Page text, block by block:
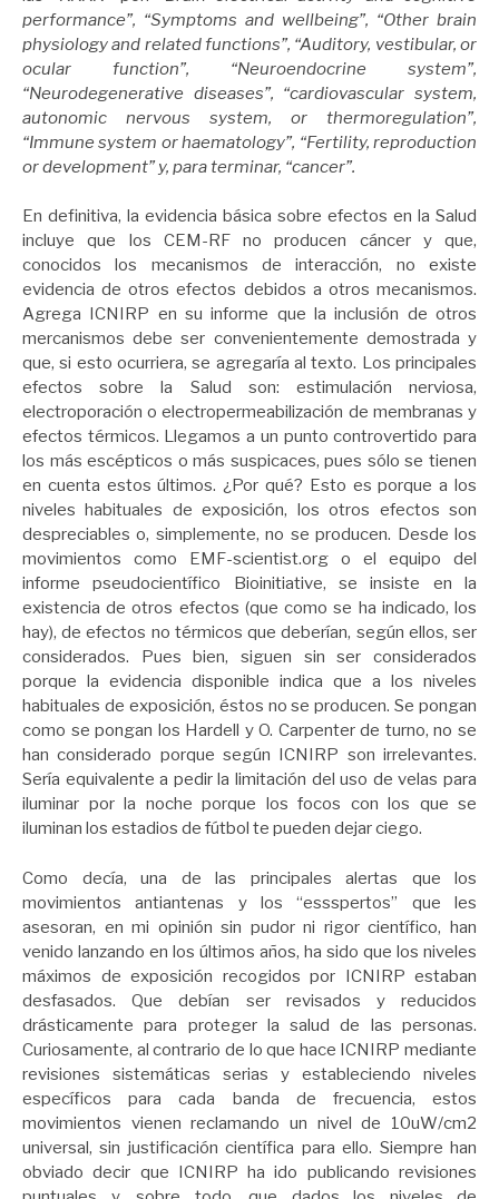
performance”, “Symptoms and wellbeing”, “Other brain
physiology and related functions”, “Auditory, vestibular, or
ocular function”, “Neuroendocrine system”,
“Neurodegenerative diseases”, “cardiovascular system,
autonomic nervous system, or thermoregulation”,
“Immune system or haematology”, “Fertility, reproduction
or development” y, para terminar, “cancer”.
En definitiva, la evidencia básica sobre efectos en la Salud
incluye que los CEM-RF no producen cáncer y que,
conocidos los mecanismos de interacción, no existe
evidencia de otros efectos debidos a otros mecanismos.
Agrega ICNIRP en su informe que la inclusión de otros
mercanismos debe ser convenientemente demostrada y
que, si esto ocurriera, se agregaría al texto. Los principales
efectos sobre la Salud son: estimulación nerviosa,
electroporación o electropermeabilización de membranas y
efectos térmicos. Llegamos a un punto controvertido para
los más escépticos o más suspicaces, pues sólo se tienen
en cuenta estos últimos. ¿Por qué? Esto es porque a los
niveles habituales de exposición, los otros efectos son
despreciables o, simplemente, no se producen. Desde los
movimientos como EMF-scientist.org o el equipo del
informe pseudocientífico Bioinitiative, se insiste en la
existencia de otros efectos (que como se ha indicado, los
hay), de efectos no térmicos que deberían, según ellos, ser
considerados. Pues bien, siguen sin ser considerados
porque la evidencia disponible indica que a los niveles
habituales de exposición, éstos no se producen. Se pongan
como se pongan los Hardell y O. Carpenter de turno, no se
han considerado porque según ICNIRP son irrelevantes.
Sería equivalente a pedir la limitación del uso de velas para
iluminar por la noche porque los focos con los que se
iluminan los estadios de fútbol te pueden dejar ciego.
Como decía, una de las principales alertas que los
movimientos antiantenas y los “essspertos” que les
asesoran, en mi opinión sin pudor ni rigor científico, han
venido lanzando en los últimos años, ha sido que los niveles
máximos de exposición recogidos por ICNIRP estaban
desfasados. Que debían ser revisados y reducidos
drásticamente para proteger la salud de las personas.
Curiosamente, al contrario de lo que hace ICNIRP mediante
revisiones sistemáticas serias y estableciendo niveles
específicos para cada banda de frecuencia, estos
movimientos vienen reclamando un nivel de 10uW/cm2
universal, sin justificación científica para ello. Siempre han
obviado decir que ICNIRP ha ido publicando revisiones